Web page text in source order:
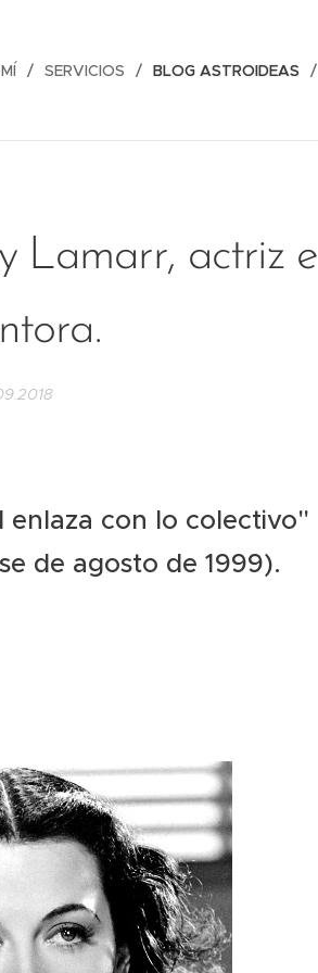
SERVICIOS BLOG ASTROIDEAS
Lamarr, actriz e
enlaza con lo colectivo"
de agosto de 1999).